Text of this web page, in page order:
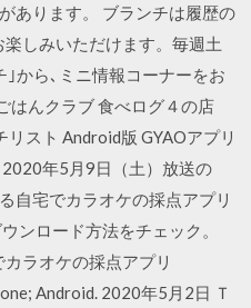
あります。 ブランチは履歴の
しみいただけます。毎週土
から､ミニ情報コーナーをお
はんクラブ 食べログ４の店
スト Android版 GYAOアプリ
年5月9日（土）放送の
自宅でカラオケの採点アプリ
ンロード方法をチェック。
ラオケの採点アプリ
Android. 2020年5月2日 Ｔ